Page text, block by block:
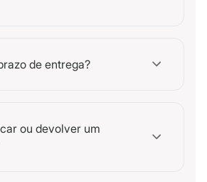
de entrega?
ou devolver um